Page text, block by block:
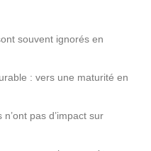
souvent ignorés en
: vers une maturité en
pas d’impact sur